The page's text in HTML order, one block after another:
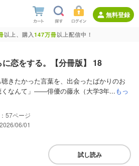
無料登録
以上、購入147万冊以上配信中！
恋をする。【分冊版】 18
聴きたかった言葉を、出会ったばかりのお
くなんて」――俳優の藤永（大学3年...もっ
57
06/01
試し読み